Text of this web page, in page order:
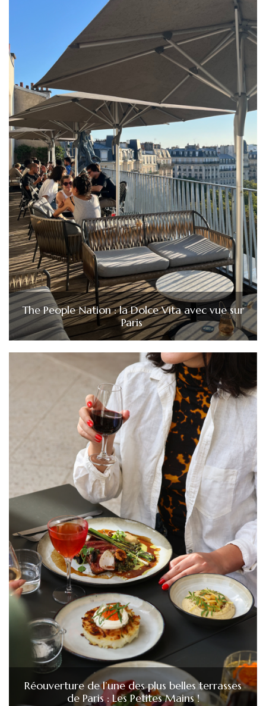
The People Nation : la Dolce Vita avec vue sur
Paris
Réouverture de l’une des plus belles terrasses
de Paris : Les Petites Mains !